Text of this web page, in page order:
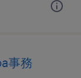
事務